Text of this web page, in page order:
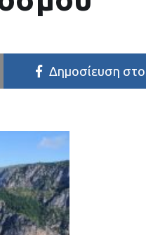
Δημοσίευση